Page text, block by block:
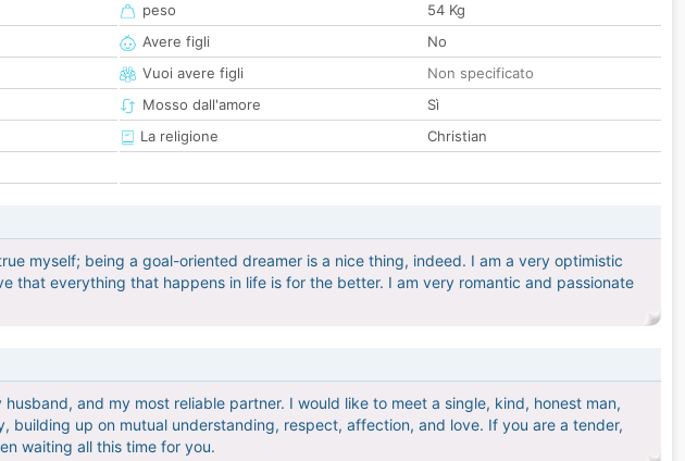
peso
54 Kg
Avere figli
No
Vuoi avere figli
Non specificato
Mosso dall'amore
Sì
La religione
Christian
myself; being a goal-oriented dreamer is a nice thing, indeed. I am a very optimistic
that everything that happens in life is for the better. I am very romantic and passionate
and my most reliable partner. I would like to meet a single, kind, honest man,
building up on mutual understanding, respect, affection, and love. If you are a tender,
waiting all this time for you.